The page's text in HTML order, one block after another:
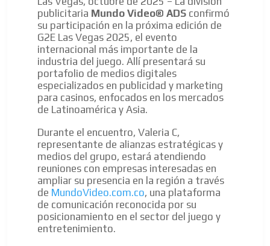
publicitaria Mundo Video® ADS confirmó
su participación en la próxima edición de
G2E Las Vegas 2025, el evento
internacional más importante de la
industria del juego. Allí presentará su
portafolio de medios digitales
especializados en publicidad y marketing
para casinos, enfocados en los mercados
de Latinoamérica y Asia.
Durante el encuentro, Valeria C,
representante de alianzas estratégicas y
medios del grupo, estará atendiendo
reuniones con empresas interesadas en
ampliar su presencia en la región a través
de MundoVideo.com.co, una plataforma
de comunicación reconocida por su
posicionamiento en el sector del juego y
entretenimiento.